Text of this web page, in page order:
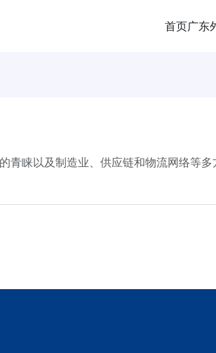
首页广东
青睐以及制造业、供应链和物流网络等